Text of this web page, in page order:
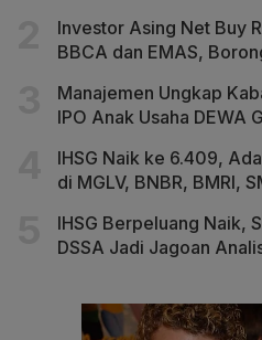
Investor Asing Net Buy
BBCA dan EMAS,
Manajemen Ungkap
IPO Anak Usaha DEWA
IHSG Naik ke 6.409,
di MGLV, BNBR, BMRI,
IHSG Berpeluang Naik,
DSSA Jadi Jagoan